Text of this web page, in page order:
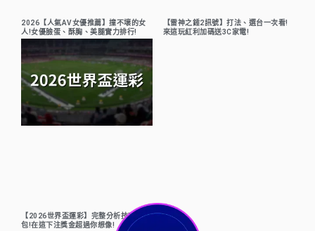
2026【人氣AV女優推薦】撞不壞的女
人!女優臉蛋、酥胸、美腿實力排行!
【雷神之錘2訊號】打法、選台一次看!
來這玩紅利加碼送3C家電!
【2026世界盃運彩】完整分析技巧懶人
包!在這下注獎金超過你想像!